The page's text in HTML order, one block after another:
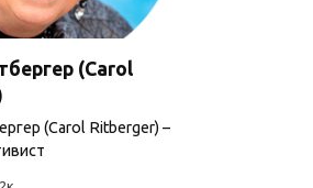
(Carol
(Carol Ritberger) –